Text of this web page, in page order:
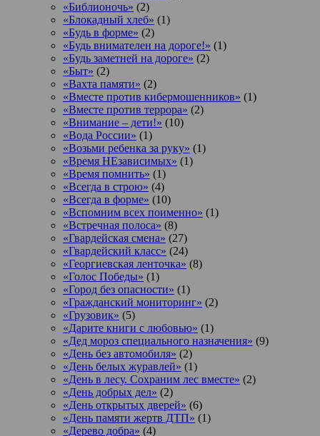
«Библионочь» (2)
«Блокадный хлеб» (1)
«Будь в форме» (2)
«Будь внимателен на дороге!» (1)
«Будь заметней на дороге» (2)
«Быт» (2)
«Вахта памяти» (2)
«Вместе против кибермошенников» (1)
«Вместе против террора» (2)
«Внимание – дети!» (10)
«Вода России» (1)
«Возьми ребенка за руку» (1)
«Время НЕзависимых» (1)
«Время помнить» (1)
«Всегда в строю» (4)
«Всегда в форме» (10)
«Вспомним всех поименно» (1)
«Встречная полоса» (8)
«Гвардейская смена» (27)
«Гвардейский класс» (24)
«Георгиевская ленточка» (8)
«Голос Победы» (1)
«Город без опасности» (1)
«Гражданский мониторинг» (2)
«Грузовик» (5)
«Дарите книги с любовью» (1)
«Дед мороз специального назначения» (9)
«День без автомобиля» (2)
«День белых журавлей» (1)
«День в лесу. Сохраним лес вместе» (2)
«День добрых дел» (2)
«День открытых дверей» (6)
«День памяти жертв ДТП» (1)
«Дерево добра» (4)